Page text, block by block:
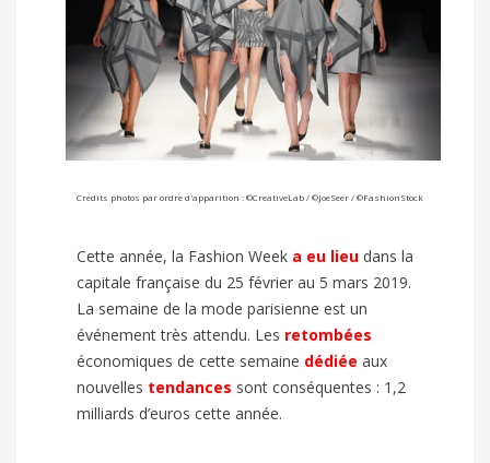
Credits photos par ordre d'apparition : ©CreativeLab /©JoeSeer/©FashionStock
Cette année, la Fashion Week a eu lieu dans la
capitale française du 25 février au 5 mars 2019.
La semaine de la mode parisienne est un
événement très attendu. Les retombées
économiques de cette semaine dédiée aux
nouvelles tendances sont conséquentes : 1,2
milliards d’euros cette année.